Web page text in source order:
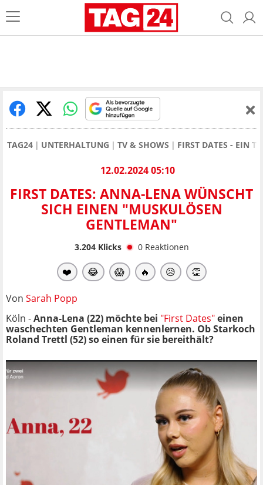
TAG24 UNTERHALTUNG TV & SHOWS FIRST DATES - EIN
12.02.2024 05:10
FIRST DATES: ANNA-LENA WÜNSCHT
SICH EINEN "MUSKULÖSEN
GENTLEMAN"
3.204Klicks 0 Reaktionen
❤️ 😂 😱 🔥 😥 👏
Von Sarah Popp
Köln -Anna-Lena (22) möchte bei "First Dates"einen
waschechten Gentleman kennenlernen. Ob Starkoch
Roland Trettl (52) so einen für sie bereithält?